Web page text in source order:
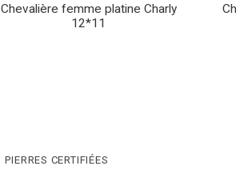
Chevalière femme platine Charly
12*11
PIERRES CERTIFIÉES